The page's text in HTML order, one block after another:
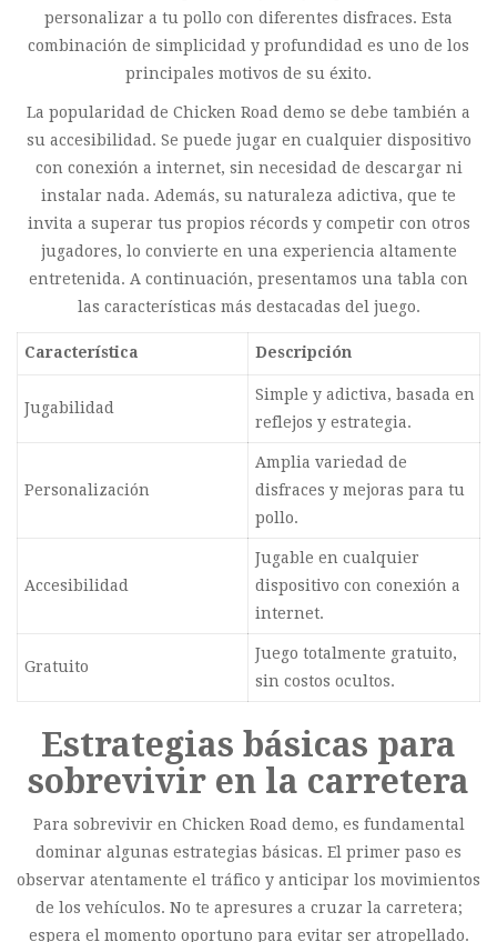
personalizar a tu pollo con diferentes disfraces. Esta
combinación de simplicidad y profundidad es uno de los
principales motivos de su éxito.
La popularidad de Chicken Road demo se debe también a
su accesibilidad. Se puede jugar en cualquier dispositivo
con conexión a internet, sin necesidad de descargar ni
instalar nada. Además, su naturaleza adictiva, que te
invita a superar tus propios récords y competir con otros
jugadores, lo convierte en una experiencia altamente
entretenida. A continuación, presentamos una tabla con
las características más destacadas del juego.
Característica Descripción
Jugabilidad
Simple y adictiva, basada en
reflejos y estrategia.
Personalización
Amplia variedad de
disfraces y mejoras para tu
pollo.
Accesibilidad
Jugable en cualquier
dispositivo con conexión a
internet.
Gratuito
Juego totalmente gratuito,
sin costos ocultos.
Estrategias básicas para
sobrevivir en la carretera
Para sobrevivir en Chicken Road demo, es fundamental
dominar algunas estrategias básicas. El primer paso es
observar atentamente el tráfico y anticipar los movimientos
de los vehículos. No te apresures a cruzar la carretera;
espera el momento oportuno para evitar ser atropellado.